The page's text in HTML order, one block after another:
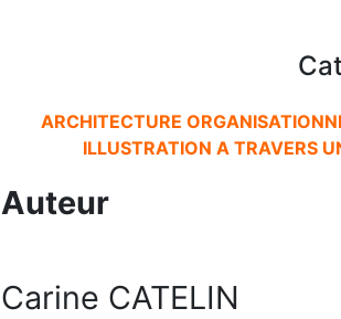
ARCHITECTURE
ILLUSTRATION A TRAVERS
Auteur
Carine CATELIN